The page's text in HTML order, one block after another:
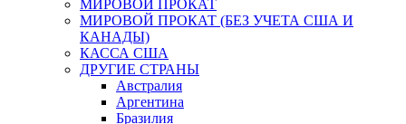
МИРОВОЙ ПРОКАТ
МИРОВОЙ ПРОКАТ (БЕЗ УЧЕТА США И
КАНАДЫ)
КАССА США
ДРУГИЕ СТРАНЫ
Австралия
Аргентина
Бразилия